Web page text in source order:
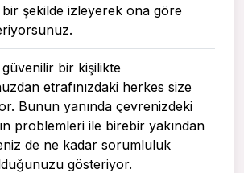
bir şekilde izleyerek ona göre
bir kişilikte
etrafınızdaki herkes size
Bunun yanında çevrenizdeki
problemleri ile birebir yakından
de ne kadar sorumluluk
gösteriyor.